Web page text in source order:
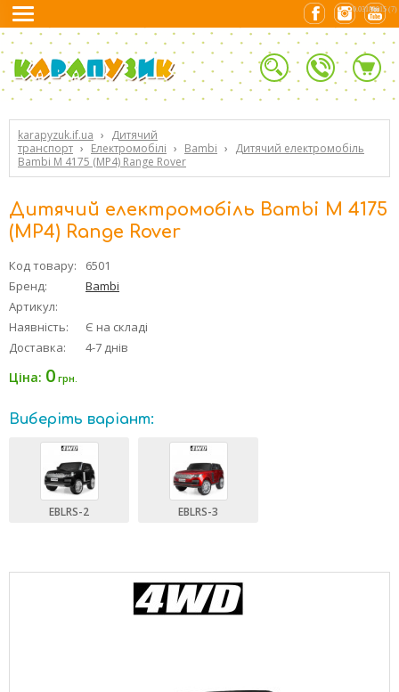
karapyzuk.if.ua › Дитячий
транспорт › Електромобілі › Bambi › Дитячий електромобіль
Bambi M 4175 (MP4) Range Rover
Дитячий електромобіль Bambi M 4175
(MP4) Range Rover
Код товару:
6501
Бренд:
Bambi
Артикул:
Наявність:
Є на складі
Доставка:
4-7 днів
Ціна: 0 грн.
Виберіть варіант:
EBLRS-2 EBLRS-3
0.03184915 (7)